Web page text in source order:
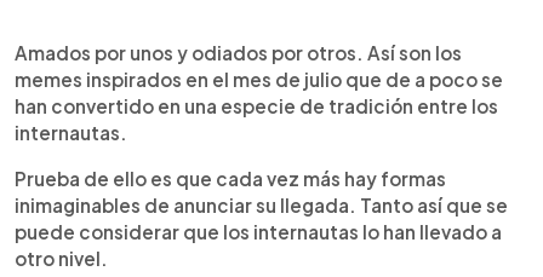
Escuchar artículo
Amados por unos y odiados por otros. Así son los
memes inspirados en el mes de julio que de a poco se
han convertido en una especie de tradición entre los
internautas.
Prueba de ello es que cada vez más hay formas
inimaginables de anunciar su llegada. Tanto así que se
puede considerar que los internautas lo han llevado a
otro nivel.